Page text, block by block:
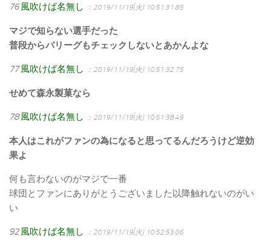
76 風吹けば名無し ：2019/11/19(火) 10:51:31.85
マジで知らない選手だった
普段からパリーグもチェックしないとあかんよな
77 風吹けば名無し ：2019/11/19(火) 10:51:32.75
せめて森永製菓なら
78 風吹けば名無し ：2019/11/19(火) 10:51:38.49
本人はこれがファンの為になると思ってるんだろうけど逆効
果よ
何も言わないのがマジで一番
球団とファンにありがとうございました以降触れないのがい
い
92 風吹けば名無し ：2019/11/19(火) 10:52:53.06